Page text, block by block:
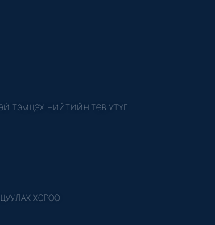
ТЭМЦЭХ НИЙТИЙН ТӨВ УТҮГ
ХОРОО